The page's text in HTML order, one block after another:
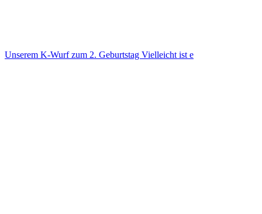
Unse­rem K-Wurf zum 2. Geburts­tag Viel­leicht ist e